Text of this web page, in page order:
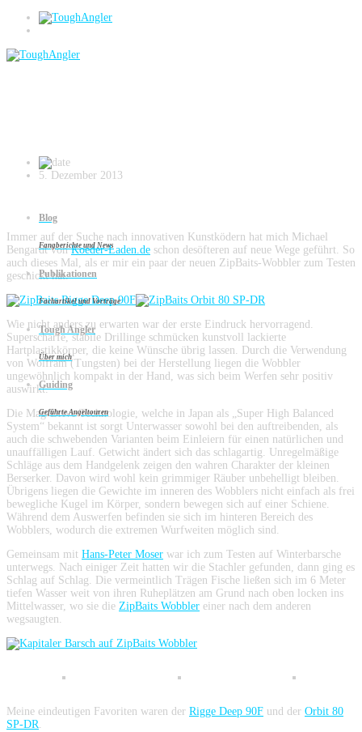
Blog
Fangberichte und News
Publikationen
Fachartikel und Vorträge
Tough Angler
Über mich
Guiding
Geführte Angeltouren
5. Dezember 2013
Immer auf der Suche nach innovativen Kunstködern hat mich Michael
Bengardt vonKoeder-Laden.de schon desöfteren auf neue Wege geführt. So
auch dieses Mal, als er mir ein paar der neuen ZipBaits-Wobbler zum Testen
geschickt hat.
Wie nicht anders zu erwarten war der erste Eindruck hervorragend.
Superscharfe, stabile Drillinge schmücken kunstvoll lackierte
Hartplastikkörper, die keine Wünsche übrig lassen. Durch die Verwendung
von Wolfram (Tungsten) bei der Herstellung liegen die Wobbler
ungewöhnlich kompakt in der Hand, was sich beim Werfen sehr positiv
auswirkt.
Die Mag-Drive Technologie, welche in Japan als „Super High Balanced
System“ bekannt ist sorgt Unterwasser sowohl bei den auftreibenden, als
auch die schwebenden Varianten beim Einleiern für einen natürlichen und
unauffälligen Lauf. Getwicht ändert sich das schlagartig. Unregelmäßige
Schläge aus dem Handgelenk zeigen den wahren Charakter der kleinen
Berserker. Davon wird wohl kein grimmiger Räuber unbehelligt bleiben.
Übrigens liegen die Gewichte im inneren des Wobblers nicht einfach als frei
bewegliche Kugel im Körper, sondern bewegen sich auf einer Schiene.
Während dem Auswerfen befinden sie sich im hinteren Bereich des
Wobblers, wodurch die extremen Wurfweiten möglich sind.
Gemeinsam mit Hans-Peter Moser war ich zum Testen auf Winterbarsche
unterwegs. Nach einiger Zeit hatten wir die Stachler gefunden, dann ging es
Schlag auf Schlag. Die vermeintlich Trägen Fische ließen sich im 6 Meter
tiefen Wasser weit von ihren Ruheplätzen am Grund nach oben locken ins
Mittelwasser, wo sie die ZipBaits Wobbler einer nach dem anderen
wegsaugten.
Meine eindeutigen Favoriten waren der Rigge Deep 90F und der Orbit 80
SP-DR.